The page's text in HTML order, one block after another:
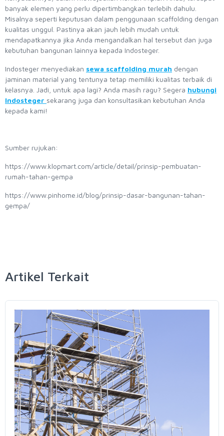
banyak elemen yang perlu dipertimbangkan terlebih dahulu.
Misalnya seperti keputusan dalam penggunaan scaffolding dengan
kualitas unggul. Pastinya akan jauh lebih mudah untuk
mendapatkannya jika Anda mengandalkan hal tersebut dan juga
kebutuhan bangunan lainnya kepada Indosteger.
Indosteger menyediakan sewa scaffolding murah dengan
jaminan material yang tentunya tetap memiliki kualitas terbaik di
kelasnya. Jadi, untuk apa lagi? Anda masih ragu? Segera hubungi
Indosteger sekarang juga dan konsultasikan kebutuhan Anda
kepada kami!
Sumber rujukan:
https://www.klopmart.com/article/detail/prinsip-pembuatan-
rumah-tahan-gempa
https://www.pinhome.id/blog/prinsip-dasar-bangunan-tahan-
gempa/
Artikel Terkait